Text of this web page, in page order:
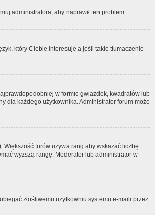
administratora, aby naprawił ten problem.
który Ciebie interesuje a jeśli takie tłumaczenie
w formie gwiazdek, kwadratów lub
dla każdego użytkownika. Administrator forum może
forów używa rang aby wskazać liczbę
wyższą rangę. Moderator lub administrator w
złośliwemu użytkowniu systemu e-maili przez